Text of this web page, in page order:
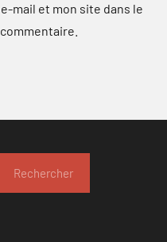
mail et mon site dans le
Rechercher